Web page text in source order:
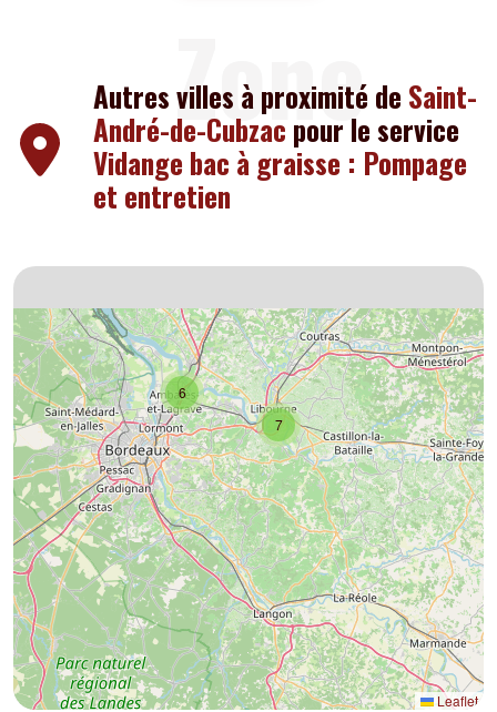
Zone
Autres villes à proximité de Saint-
André-de-Cubzac pour le service
Vidange bac à graisse : Pompage
et entretien
7
6
Leaflet